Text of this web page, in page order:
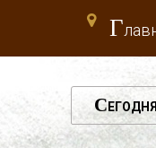
Г
СЕГОДНЯ